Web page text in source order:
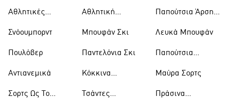
Αθλητικές
Σνόουμπορντ
Πουλόβερ
Αντιανεμικά
Σορτς Ως Το
Αθλητική
Μπουφάν Σκι
Παντελόνια Σκι
Κόκκινα
Τσάντες
Παπούτσια Άρσης
Λευκά Μπουφάν
Παπούτσια
Μαύρα Σορτς
Πράσινα